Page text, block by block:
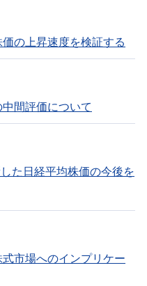
の上昇速度を検証する
間評価について
た日経平均株価の今後を
市場へのインプリケー